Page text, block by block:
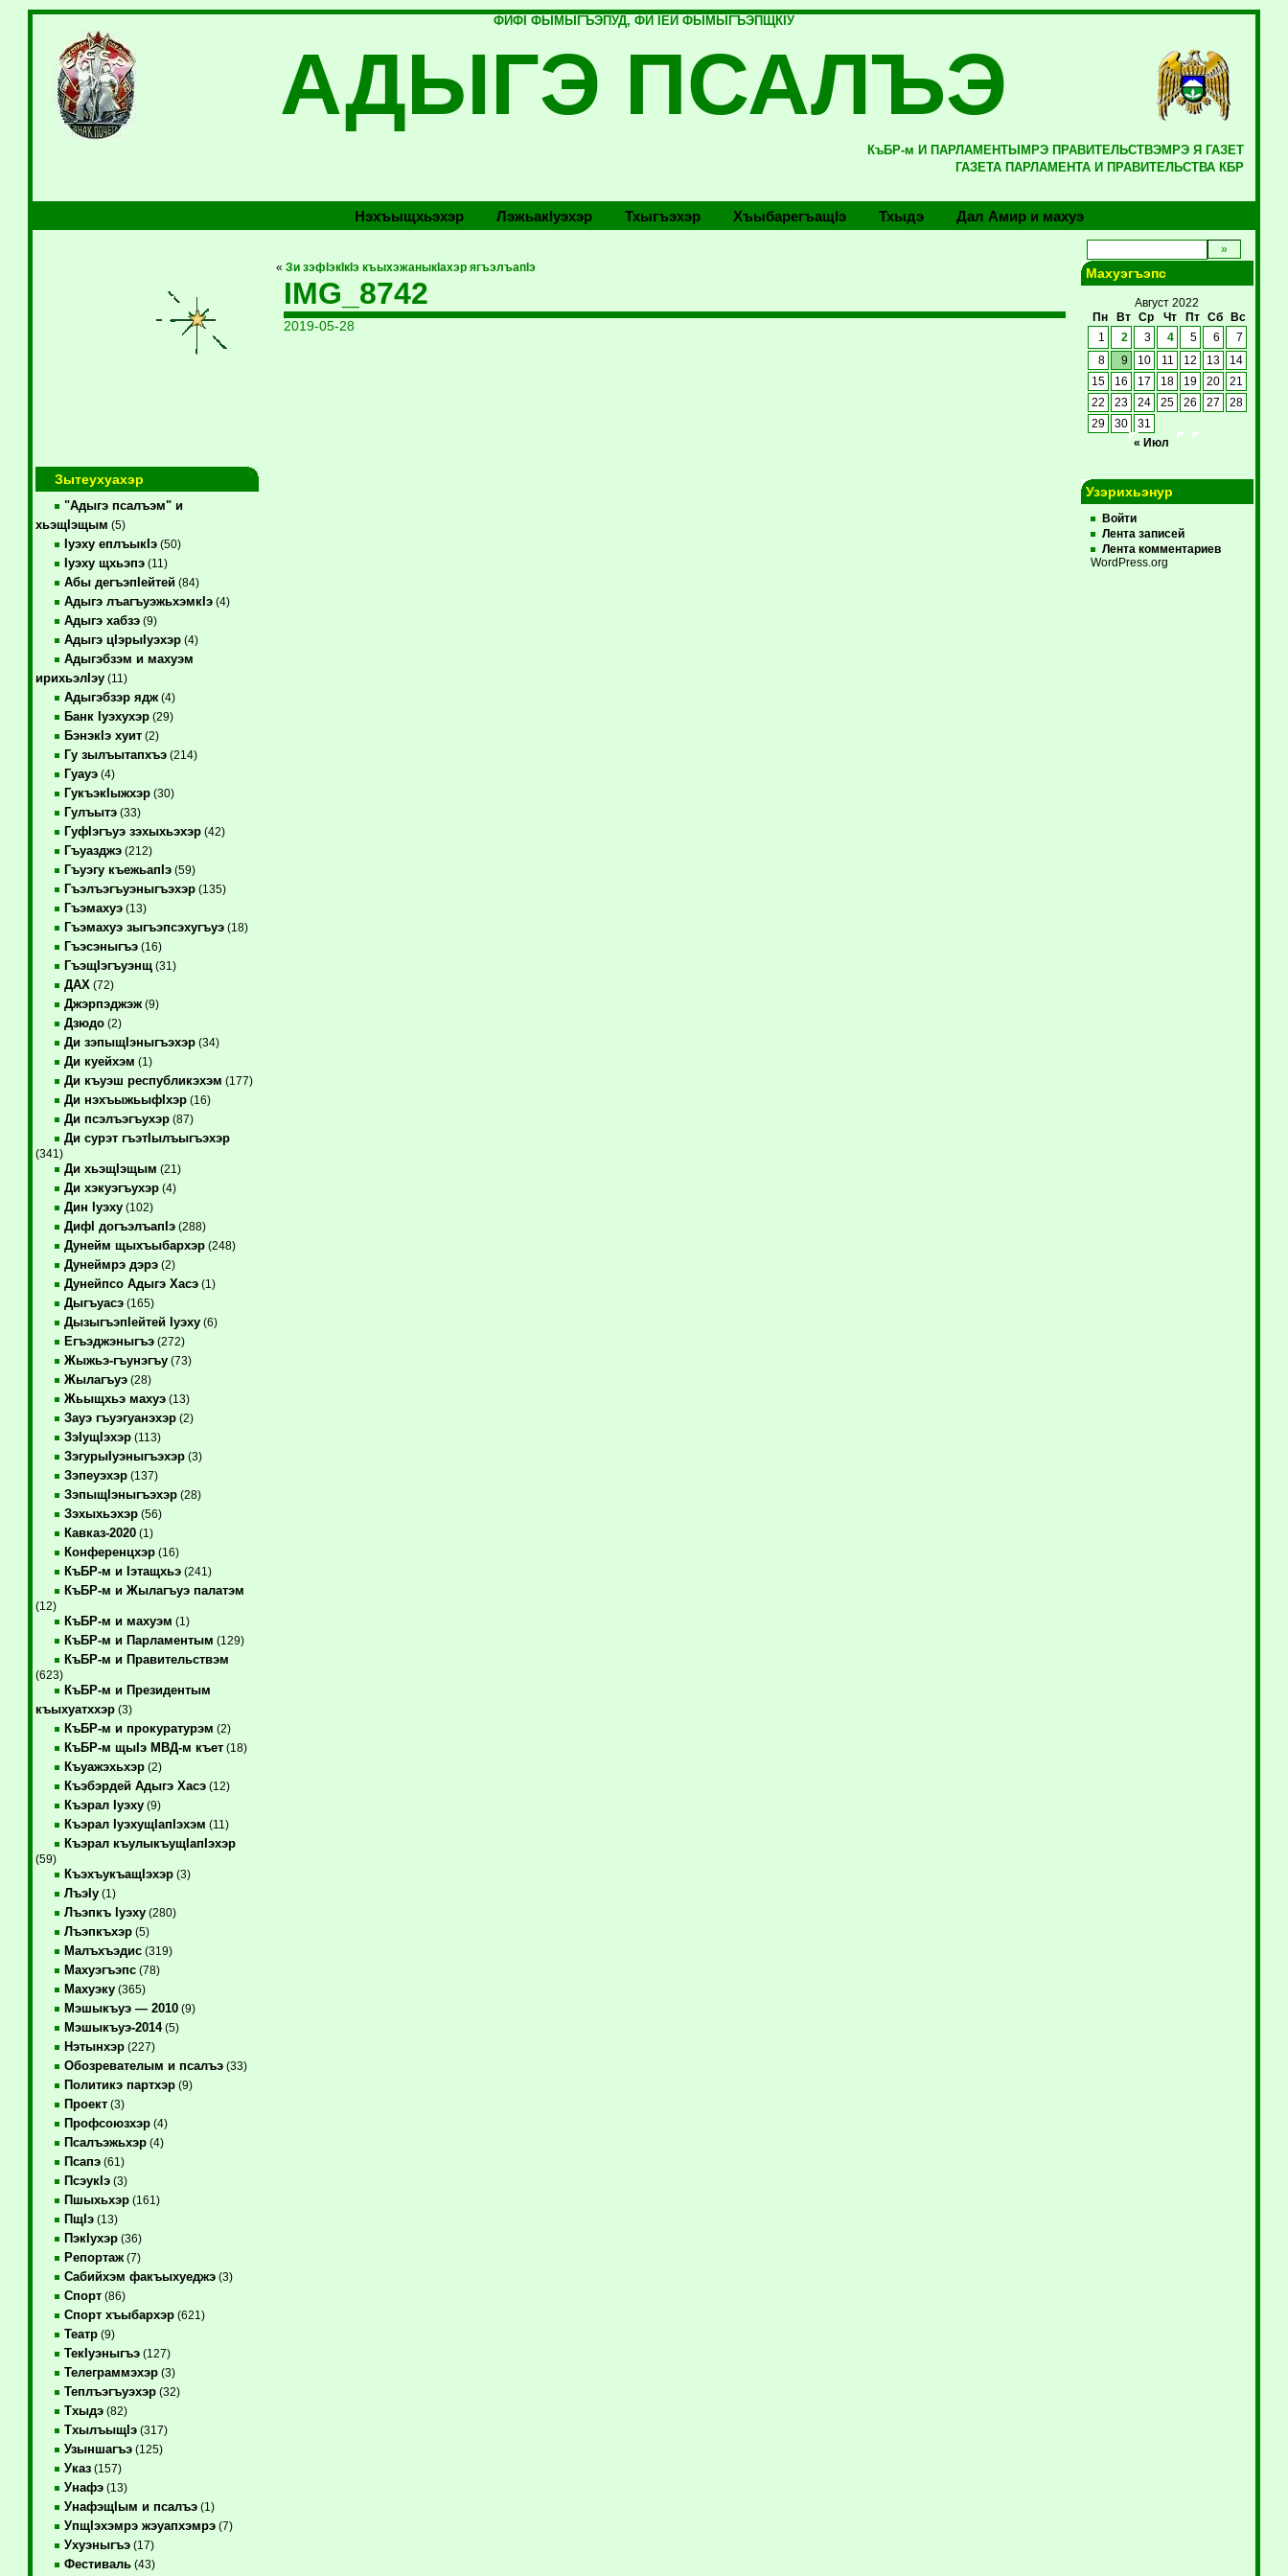
ФИФI ФЫМЫГЪЭПУД, ФИ IЕЙ ФЫМЫГЪЭПЩКIУ
АДЫГЭ ПСАЛЪЭ
КъБР-м И ПАРЛАМЕНТЫМРЭ ПРАВИТЕЛЬСТВЭМРЭ Я ГАЗЕТ
ГАЗЕТА ПАРЛАМЕНТА И ПРАВИТЕЛЬСТВА КБР
Нэхъыщхьэхэр Лэжьакlуэхэр Тхыгъэхэр Хъыбарегъащlэ Тхыдэ Дал Амир и махуэ
Зытеухуахэр
"Адыгэ псалъэм" и
хьэщIэщым (5)
Iуэху еплъыкIэ(50)
Iуэху щхьэпэ(11)
Абы дегъэпIейтей(84)
Адыгэ лъагъуэжьхэмкIэ(4)
Адыгэ хабзэ(9)
Адыгэ цIэрыIуэхэр(4)
Адыгэбзэм и махуэм
ирихьэлIэу(11)
Адыгэбзэр ядж(4)
Банк Iуэхухэр(29)
БэнэкIэ хуит(2)
Гу зылъытапхъэ(214)
Гуауэ(4)
ГукъэкIыжхэр(30)
Гулъытэ(33)
ГуфIэгъуэ зэхыхьэхэр(42)
Гъуазджэ(212)
Гъуэгу къежьапIэ(59)
Гъэлъэгъуэныгъэхэр(135)
Гъэмахуэ(13)
Гъэмахуэ зыгъэпсэхугъуэ(18)
Гъэсэныгъэ(16)
ГъэщIэгъуэнщ(31)
ДАХ (72)
Джэрпэджэж(9)
Дзюдо(2)
Ди зэпыщIэныгъэхэр(34)
Ди куейхэм (1)
Ди къуэш республикэхэм (177)
Ди нэхъыжьыфIхэр(16)
Ди псэлъэгъухэр(87)
Ди сурэт гъэтIылъыгъэхэр
(341)
Ди хьэщIэщым (21)
Ди хэкуэгъухэр(4)
Дин Iуэху(102)
ДифI догъэлъапIэ(288)
Дунейм щыхъыбархэр(248)
Дунеймрэ дэрэ(2)
Дунейпсо Адыгэ Хасэ(1)
Дыгъуасэ(165)
ДызыгъэпIейтей Iуэху(6)
Егъэджэныгъэ(272)
Жыжьэ-гъунэгъу(73)
Жылагъуэ(28)
Жьыщхьэ махуэ(13)
Зауэ гъуэгуанэхэр(2)
ЗэIущIэхэр(113)
ЗэгурыIуэныгъэхэр(3)
Зэпеуэхэр(137)
ЗэпыщIэныгъэхэр(28)
Зэхыхьэхэр(56)
Кавказ-2020(1)
Конференцхэр(16)
КъБР-м и Iэтащхьэ(241)
КъБР-м и Жылагъуэ палатэм
(12)
КъБР-м и махуэм (1)
КъБР-м и Парламентым (129)
КъБР-м и Правительствэм
(623)
КъБР-м и Президентым
къыхуатххэр(3)
КъБР-м и прокуратурэм (2)
КъБР-м щыIэ МВД-м къет(18)
Къуажэхьхэр(2)
Къэбэрдей Адыгэ Хасэ(12)
Къэрал Iуэху(9)
Къэрал IуэхущIапIэхэм (11)
Къэрал къулыкъущIапIэхэр
(59)
КъэхъукъащIэхэр(3)
ЛъэIу(1)
Лъэпкъ Iуэху(280)
Лъэпкъхэр(5)
Малъхъэдис(319)
Махуэгъэпс(78)
Махуэку(365)
Мэшыкъуэ — 2010(9)
Мэшыкъуэ-2014(5)
Нэтынхэр(227)
Обозревателым и псалъэ(33)
Политикэ партхэр(9)
Проект(3)
Профсоюзхэр(4)
Псалъэжьхэр(4)
Псапэ(61)
ПсэукIэ(3)
Пшыхьхэр(161)
ПщIэ(13)
ПэкIухэр(36)
Репортаж(7)
Сабийхэм факъыхуеджэ(3)
Спорт(86)
Спорт хъыбархэр(621)
Театр(9)
ТекIуэныгъэ(127)
Телеграммэхэр(3)
Теплъэгъуэхэр(32)
Тхыдэ(82)
ТхылъыщIэ(317)
Узыншагъэ(125)
Указ(157)
Унафэ(13)
УнафэщIым и псалъэ(1)
УпщIэхэмрэ жэуапхэмрэ(7)
Ухуэныгъэ(17)
Фестиваль(43)
« Зи зэфIэкIкIэ къыхэжаныкIахэр ягъэлъапIэ
IMG_8742
2019-05-28
Махуэгъэпс
Август 2022
Пн
Вт Ср Чт Пт Сб
Вс
1
2 3 4 5 6
7
8
9 10 11 12 13
14
15
16 17 18 19 20
21
22
23 24 25 26 27
28
29
30
31
« Июл
Узэрихьэнур
Войти
Лента записей
Лента комментариев
WordPress.org